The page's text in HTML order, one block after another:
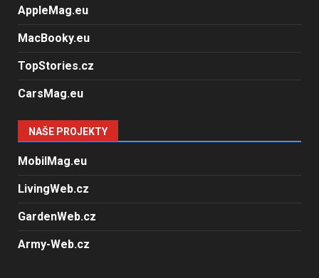
AppleMag.eu
MacBooky.eu
TopStories.cz
CarsMag.eu
NAŠE PROJEKTY
MobilMag.eu
LivingWeb.cz
GardenWeb.cz
Army-Web.cz